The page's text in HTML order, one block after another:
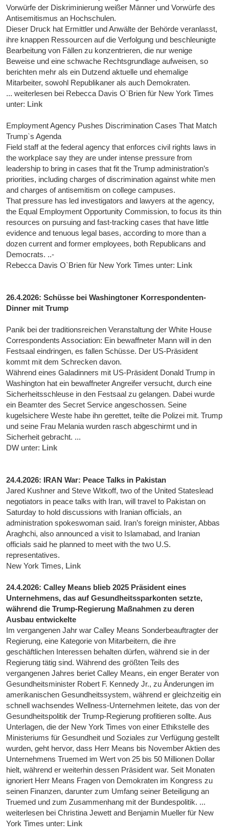
Vorwürfe der Diskriminierung weißer Männer und Vorwürfe des
Antisemitismus an Hochschulen.
Dieser Druck hat Ermittler und Anwälte der Behörde veranlasst,
ihre knappen Ressourcen auf die Verfolgung und beschleunigte
Bearbeitung von Fällen zu konzentrieren, die nur wenige
Beweise und eine schwache Rechtsgrundlage aufweisen, so
berichten mehr als ein Dutzend aktuelle und ehemalige
Mitarbeiter, sowohl Republikaner als auch Demokraten.
... weiterlesen bei Rebecca Davis O`Brien für New York Times
unter: Link
Employment Agency Pushes Discrimination Cases That Match
Trump`s Agenda
Field staff at the federal agency that enforces civil rights laws in
the workplace say they are under intense pressure from
leadership to bring in cases that fit the Trump administration’s
priorities, including charges of discrimination against white men
and charges of antisemitism on college campuses.
That pressure has led investigators and lawyers at the agency,
the Equal Employment Opportunity Commission, to focus its thin
resources on pursuing and fast-tracking cases that have little
evidence and tenuous legal bases, according to more than a
dozen current and former employees, both Republicans and
Democrats. ..-
Rebecca Davis O`Brien für New York Times unter: Link
26.4.2026: Schüsse bei Washingtoner Korrespondenten-
Dinner mit Trump
Panik bei der traditionsreichen Veranstaltung der White House
Correspondents Association: Ein bewaffneter Mann will in den
Festsaal eindringen, es fallen Schüsse. Der US-Präsident
kommt mit dem Schrecken davon.
Während eines Galadinners mit US-Präsident Donald Trump in
Washington hat ein bewaffneter Angreifer versucht, durch eine
Sicherheitsschleuse in den Festsaal zu gelangen. Dabei wurde
ein Beamter des Secret Service angeschossen. Seine
kugelsichere Weste habe ihn gerettet, teilte die Polizei mit. Trump
und seine Frau Melania wurden rasch abgeschirmt und in
Sicherheit gebracht. ...
DW unter: Link
24.4.2026: IRAN War: Peace Talks in Pakistan
Jared Kushner and Steve Witkoff, two of the United Stateslead
negotiators in peace talks with Iran, will travel to Pakistan on
Saturday to hold discussions with Iranian officials, an
administration spokeswoman said. Iran’s foreign minister, Abbas
Araghchi, also announced a visit to Islamabad, and Iranian
officials said he planned to meet with the two U.S.
representatives.
New York Times, Link
24.4.2026: Calley Means blieb 2025 Präsident eines
Unternehmens, das auf Gesundheitssparkonten setzte,
während die Trump-Regierung Maßnahmen zu deren
Ausbau entwickelte
Im vergangenen Jahr war Calley Means Sonderbeauftragter der
Regierung, eine Kategorie von Mitarbeitern, die ihre
geschäftlichen Interessen behalten dürfen, während sie in der
Regierung tätig sind. Während des größten Teils des
vergangenen Jahres beriet Calley Means, ein enger Berater von
Gesundheitsminister Robert F. Kennedy Jr., zu Änderungen im
amerikanischen Gesundheitssystem, während er gleichzeitig ein
schnell wachsendes Wellness-Unternehmen leitete, das von der
Gesundheitspolitik der Trump-Regierung profitieren sollte. Aus
Unterlagen, die der New York Times von einer Ethikstelle des
Ministeriums für Gesundheit und Soziales zur Verfügung gestellt
wurden, geht hervor, dass Herr Means bis November Aktien des
Unternehmens Truemed im Wert von 25 bis 50 Millionen Dollar
hielt, während er weiterhin dessen Präsident war. Seit Monaten
ignoriert Herr Means Fragen von Demokraten im Kongress zu
seinen Finanzen, darunter zum Umfang seiner Beteiligung an
Truemed und zum Zusammenhang mit der Bundespolitik. ...
weiterlesen bei Christina Jewett and Benjamin Mueller für New
York Times unter: Link